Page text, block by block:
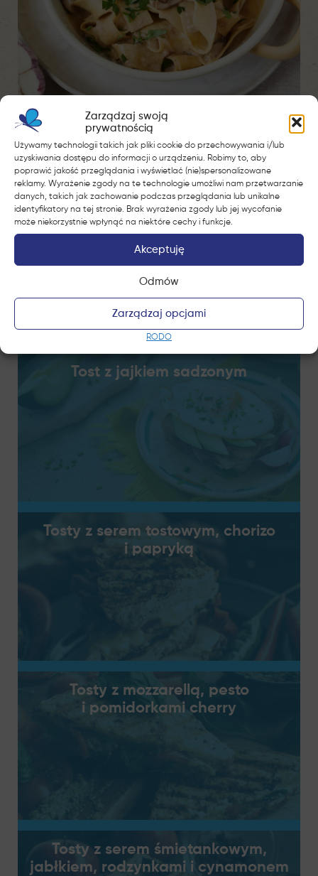
Zarządzaj swoją
prywatnością
Używamy technologii takich jak pliki cookie do przechowywania i/lub
uzyskiwania dostępu do informacji o urządzeniu. Robimy to, aby
poprawić jakość przeglądania i wyświetlać (nie)spersonalizowane
reklamy. Wyrażenie zgody na te technologie umożliwi nam przetwarzanie
danych, takich jak zachowanie podczas przeglądania lub unikalne
identyfikatory na tej stronie. Brak wyrażenia zgody lub jej wycofanie
może niekorzystnie wpłynąć na niektóre cechy i funkcje.
Akceptuję
Odmów
Zarządzaj opcjami
RODO
DANIA Z GRILLA
Tost z jajkiem sadzonym
Tosty z serem tostowym, chorizo
i papryką
Tosty z mozzarellą, pesto
i pomidorkami cherry
Tosty z serem śmietankowym,
jabłkiem, rodzynkami i cynamonem